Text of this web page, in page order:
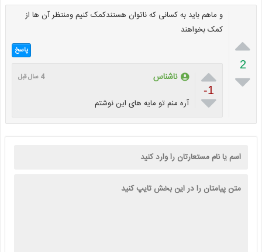

2

و ماهم باید به کسانی که ناتوان هستندکمک کنیم ومنتظر آن ها از
کمک بخواهند
پاسخ

-1

ناشناس 4 سال قبل
آره منم تو مایه های این نوشتم